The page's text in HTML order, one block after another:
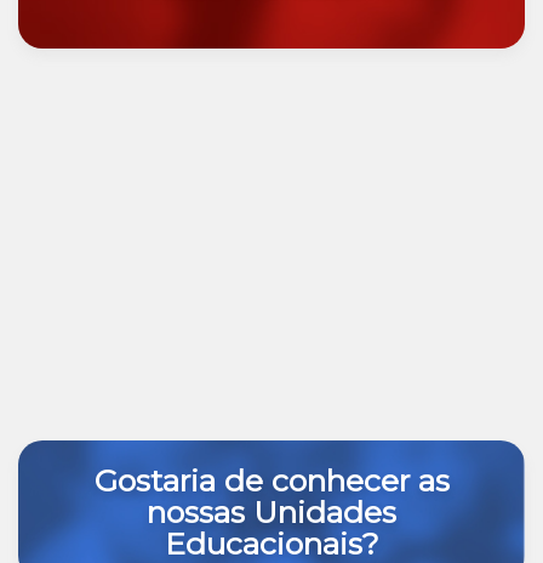
Gostaria de conhecer as
nossas Unidades
Educacionais?